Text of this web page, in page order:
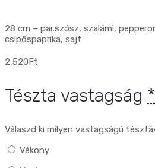
28 cm – par.szósz, szalámi,
csípőspaprika, sajt
2,520Ft
Tészta vastagság *
Válaszd ki milyen vastagságú
Vékony